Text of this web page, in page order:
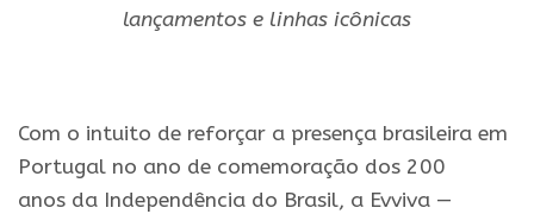
lançamentos e linhas icônicas
Com o intuito de reforçar a presença brasileira em
Portugal no ano de comemoração dos 200
anos da Independência do Brasil, a Evviva —